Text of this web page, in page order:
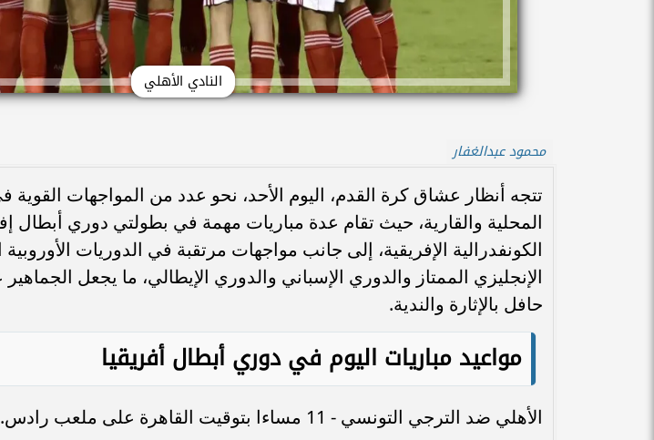
النادي الأهلي
محمود عبدالغفار
تتجه أنظار عشاق كرة القدم، اليوم الأحد، نحو عدد من المواجهات
المحلية والقارية، حيث تقام عدة مباريات مهمة في بطولتي دوري أبطال
الكونفدرالية الإفريقية، إلى جانب مواجهات مرتقبة في الدوريات
الإنجليزي الممتاز والدوري الإسباني والدوري الإيطالي، ما يجعل
حافل بالإثارة والندية.
مواعيد مباريات اليوم في دوري أبطال أفريقيا
الأهلي ضد الترجي التونسي - 11 مساءا بتوقيت القاهرة على ملعب رادس.